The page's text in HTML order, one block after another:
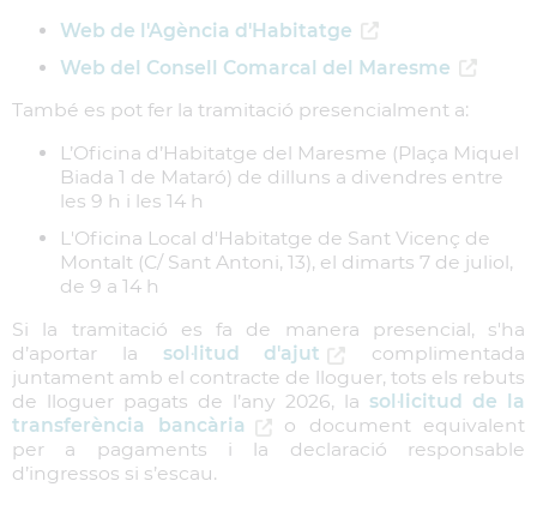
Web de l'Agència d'Habitatge
Web del Consell Comarcal del Maresme
També es pot fer la tramitació presencialment a:
L’Oficina d’Habitatge del Maresme (Plaça Miquel
Biada 1 de Mataró) de dilluns a divendres entre
les 9 h i les 14 h
L'Oficina Local d'Habitatge de Sant Vicenç de
Montalt (C/ Sant Antoni, 13), el dimarts 7 de juliol,
de 9 a 14 h
Si la tramitació es fa de manera presencial, s'ha
d’aportar la sol·litud d'ajut
complimentada
juntament amb el contracte de lloguer, tots els rebuts
de lloguer pagats de l’any 2026, la sol·licitud de la
transferència bancària
o document equivalent
per a pagaments i la declaració responsable
d’ingressos si s’escau.